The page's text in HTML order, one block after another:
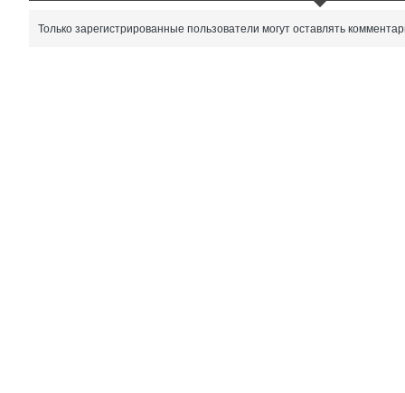
Только зарегистрированные пользователи могут оставлять